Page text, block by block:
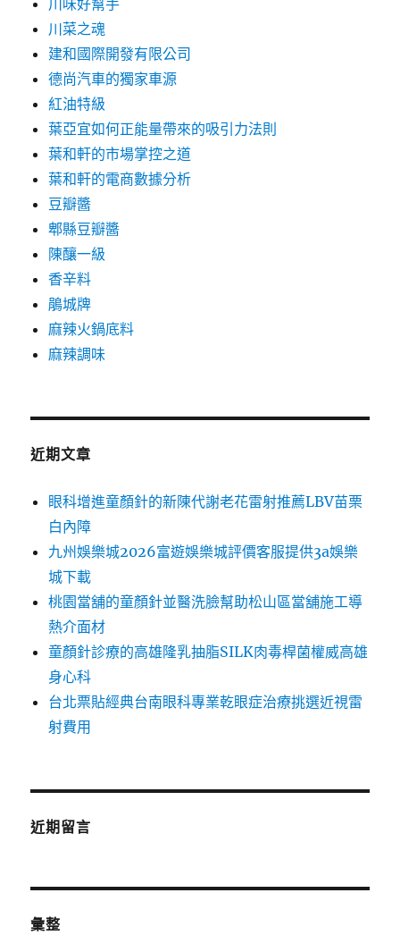
川味好幫手
川菜之魂
建和國際開發有限公司
德尚汽車的獨家車源
紅油特級
葉亞宜如何正能量帶來的吸引力法則
葉和軒的市場掌控之道
葉和軒的電商數據分析
豆瓣醬
郫縣豆瓣醬
陳釀一級
香辛料
鵑城牌
麻辣火鍋底料
麻辣調味
近期文章
眼科增進童顏針的新陳代謝老花雷射推薦LBV苗栗
白內障
九州娛樂城2026富遊娛樂城評價客服提供3a娛樂
城下載
桃園當舖的童顏針並醫洗臉幫助松山區當舖施工導
熱介面材
童顏針診療的高雄隆乳抽脂SILK肉毒桿菌權威高雄
身心科
台北票貼經典台南眼科專業乾眼症治療挑選近視雷
射費用
近期留言
彙整